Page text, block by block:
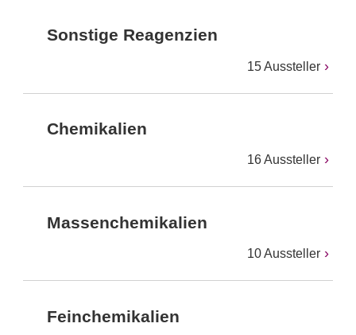
Sonstige Reagenzien
15 Aussteller
Chemikalien
16 Aussteller
Massenchemikalien
10 Aussteller
Feinchemikalien